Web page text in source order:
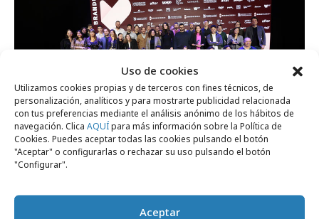
Uso de cookies
Utilizamos cookies propias y de terceros con fines técnicos, de
personalización, analíticos y para mostrarte publicidad relacionada
con tus preferencias mediante el análisis anónimo de los hábitos de
navegación. Clica AQUÍpara más información sobre la Política de
Cookies. Puedes aceptar todas las cookies pulsando el botón
"Aceptar" o configurarlas o rechazar su uso pulsando el botón
"Configurar".
Aceptar
viernes, 1 de marzo 2024
Premios BCMA a los mejores "Branded
Content" del año 2023